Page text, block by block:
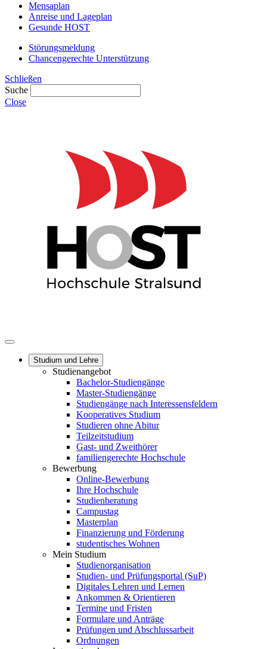
Mensaplan
Anreise und Lageplan
Gesunde HOST
Störungsmeldung
Chancengerechte Unterstützung
Schließen
Suche
Close
Studium und Lehre
Studienangebot
Bachelor-Studiengänge
Master-Studiengänge
Studiengänge nach Interessensfeldern
Kooperatives Studium
Studieren ohne Abitur
Teilzeitstudium
Gast- und Zweithörer
familiengerechte Hochschule
Bewerbung
Online-Bewerbung
Ihre Hochschule
Studienberatung
Campustag
Masterplan
Finanzierung und Förderung
studentisches Wohnen
Mein Studium
Studienorganisation
Studien- und Prüfungsportal (SuP)
Digitales Lehren und Lernen
Ankommen & Orientieren
Termine und Fristen
Formulare und Anträge
Prüfungen und Abschlussarbeit
Ordnungen